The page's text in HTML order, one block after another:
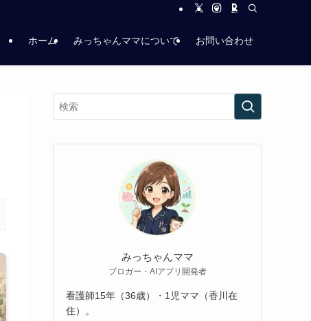
ホーム みっちゃんママについて お問い合わせ
みっちゃんママ
ブロガー・AIアプリ開発者
看護師15年（36歳）・1児ママ（香川在
住）。